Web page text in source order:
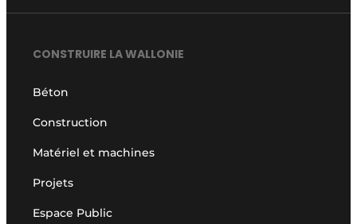
CONSTRUIRE LA WALLONIE
Béton
Construction
Matériel et machines
Projets
Espace Public